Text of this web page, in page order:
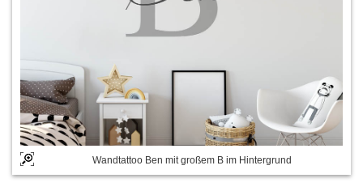
Wandtattoo Ben mit großem B im Hintergrund